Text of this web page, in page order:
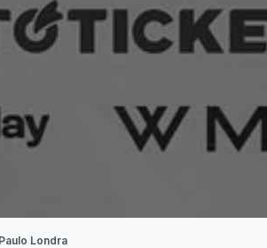
Paulo Londra